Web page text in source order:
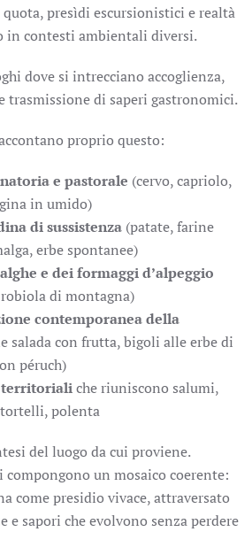
presìdi escursionistici e realtà
in contesti ambientali diversi.
dove si intrecciano accoglienza,
trasmissione di saperi gastronomici.
proprio questo:
e pastorale (cervo, capriolo,
in umido)
di sussistenza (patate, farine
erbe spontanee)
e dei formaggi d’alpeggio
di montagna)
contemporanea della
salada con frutta, bigoli alle erbe di
péruch)
territorialiche riuniscono salumi,
tortelli, polenta
del luogo da cui proviene.
un mosaico coerente:
come presidio vivace, attraversato
e sapori che evolvono senza perdere